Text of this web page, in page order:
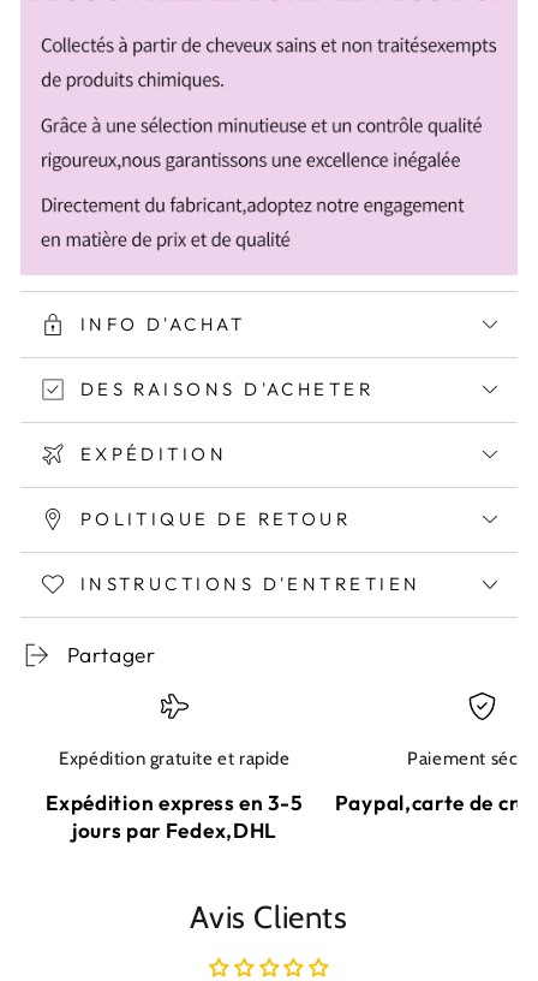
INFO D'ACHAT
DES RAISONS D'ACHETER
EXPÉDITION
POLITIQUE DE RETOUR
INSTRUCTIONS D'ENTRETIEN
Partager
Expédition gratuite et rapide
Expédition express en 3-5
jours par Fedex,DHL
Paiement
Paypal,carte de
Avis Clients